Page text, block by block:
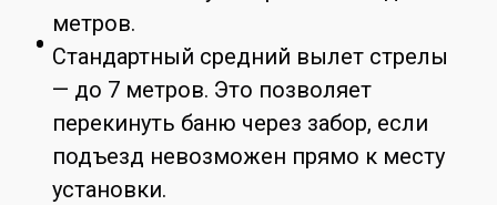
метров.
Стандартный средний вылет стрелы
— до 7 метров. Это позволяет
перекинуть баню через забор, если
подъезд невозможен прямо к месту
установки.